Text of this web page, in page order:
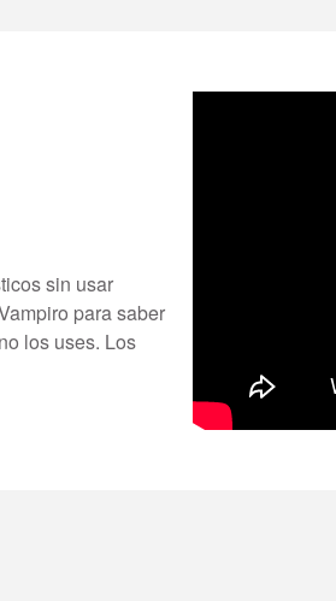
sin usar
para saber
los uses. Los